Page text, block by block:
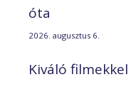
óta
2026. augusztus 6.
Kiváló